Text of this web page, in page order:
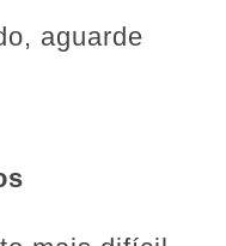
aguarde